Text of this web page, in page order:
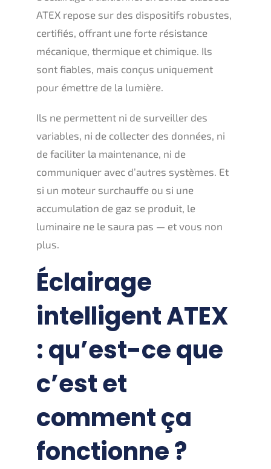
ATEX repose sur des dispositifs robustes,
certifiés, offrant une forte résistance
mécanique, thermique et chimique. Ils
sont fiables, mais conçus uniquement
pour émettre de la lumière.
Ils ne permettent ni de surveiller des
variables, ni de collecter des données, ni
de faciliter la maintenance, ni de
communiquer avec d’autres systèmes. Et
si un moteur surchauffe ou si une
accumulation de gaz se produit, le
luminaire ne le saura pas — et vous non
plus.
Éclairage
intelligent ATEX
: qu’est-ce que
c’est et
comment ça
fonctionne ?